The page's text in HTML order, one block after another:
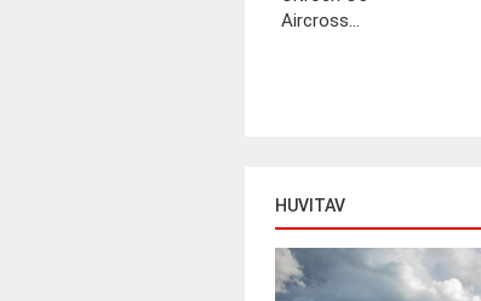
Aircross...
HUVITAV